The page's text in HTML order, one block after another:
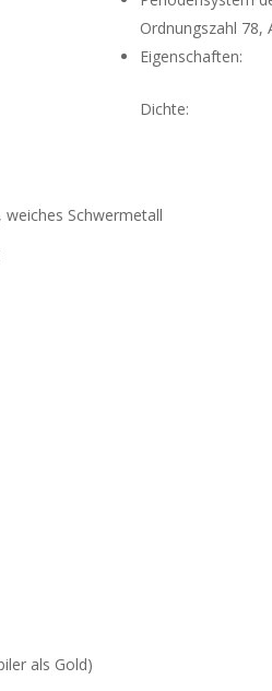
Ordnungszahl 78,
Eigenschaften:
Gold)